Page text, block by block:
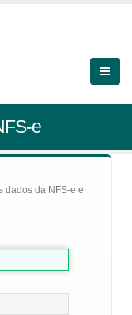
e
dados da NFS-e e